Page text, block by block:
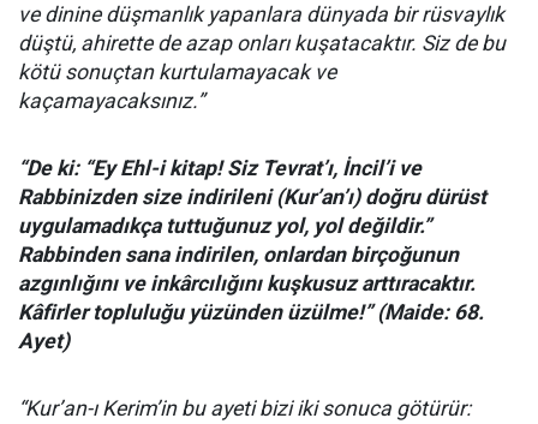
ve dinine düşmanlık yapanlara dünyada bir rüsvaylık
düştü, ahirette de azap onları kuşatacaktır. Siz de bu
kötü sonuçtan kurtulamayacak ve
kaçamayacaksınız.”
“De ki: “Ey Ehl-i kitap! Siz Tevrat’ı, İncil’i ve
Rabbinizden size indirileni (Kur’an’ı) doğru dürüst
uygulamadıkça tuttuğunuz yol, yol değildir.”
Rabbinden sana indirilen, onlardan birçoğunun
azgınlığını ve inkârcılığını kuşkusuz arttıracaktır.
Kâfirler topluluğu yüzünden üzülme!” (Maide: 68.
Ayet)
“Kur’an-ı Kerim’in bu ayeti bizi iki sonuca götürür: